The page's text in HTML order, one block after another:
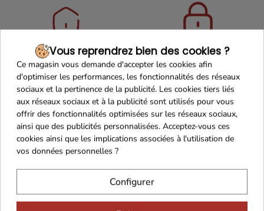
Maison Familiale Paiement Sécurisé
Franco de port 79€ Livraison 24h/48h
Cadeaux dès 99€
Vous reprendrez bien des cookies ?
Ce magasin vous demande d'accepter les cookies afin
d'optimiser les performances, les fonctionnalités des réseaux
sociaux et la pertinence de la publicité. Les cookies tiers liés
aux réseaux sociaux et à la publicité sont utilisés pour vous
offrir des fonctionnalités optimisées sur les réseaux sociaux,
ainsi que des publicités personnalisées. Acceptez-vous ces
cookies ainsi que les implications associées à l'utilisation de
vos données personnelles ?
Configurer